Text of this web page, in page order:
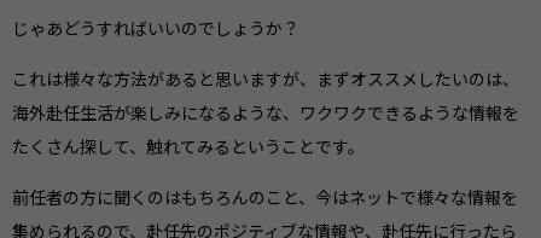
じゃあどうすればいいのでしょうか？
これは様々な方法があると思いますが、まずオススメしたいのは、
海外赴任生活が楽しみになるような、ワクワクできるような情報を
たくさん探して、触れてみるということです。
前任者の方に聞くのはもちろんのこと、今はネットで様々な情報を
集められるので、赴任先のポジティブな情報や、赴任先に行ったら